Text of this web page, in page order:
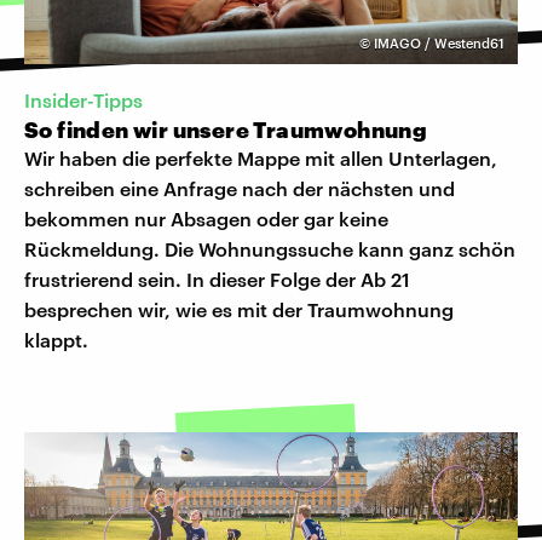
©IMAGO / Westend61
Insider-Tipps
So finden wir unsere Traumwohnung
Wir haben die perfekte Mappe mit allen Unterlagen,
schreiben eine Anfrage nach der nächsten und
bekommen nur Absagen oder gar keine
Rückmeldung. Die Wohnungssuche kann ganz schön
frustrierend sein. In dieser Folge der Ab 21
besprechen wir, wie es mit der Traumwohnung
klappt.